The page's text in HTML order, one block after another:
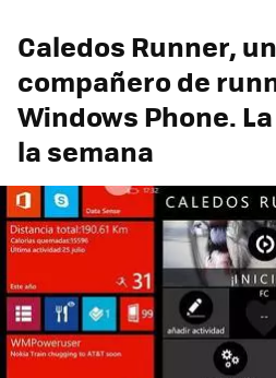
Caledos Runner,
compañero de
Windows Phone.
la semana